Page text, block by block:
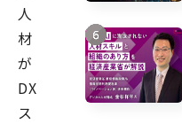
人
材
が
DX
ス